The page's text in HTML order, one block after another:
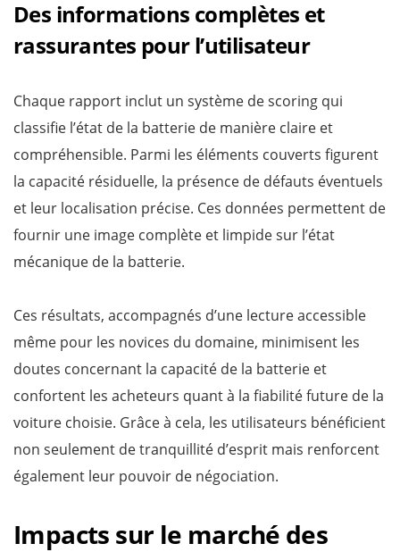
Des informations complètes et
rassurantes pour l’utilisateur
Chaque rapport inclut un système de scoring qui
classifie l’état de la batterie de manière claire et
compréhensible. Parmi les éléments couverts figurent
la capacité résiduelle, la présence de défauts éventuels
et leur localisation précise. Ces données permettent de
fournir une image complète et limpide sur l’état
mécanique de la batterie.
Ces résultats, accompagnés d’une lecture accessible
même pour les novices du domaine, minimisent les
doutes concernant la capacité de la batterie et
confortent les acheteurs quant à la fiabilité future de la
voiture choisie. Grâce à cela, les utilisateurs bénéficient
non seulement de tranquillité d’esprit mais renforcent
également leur pouvoir de négociation.
Impacts sur le marché des